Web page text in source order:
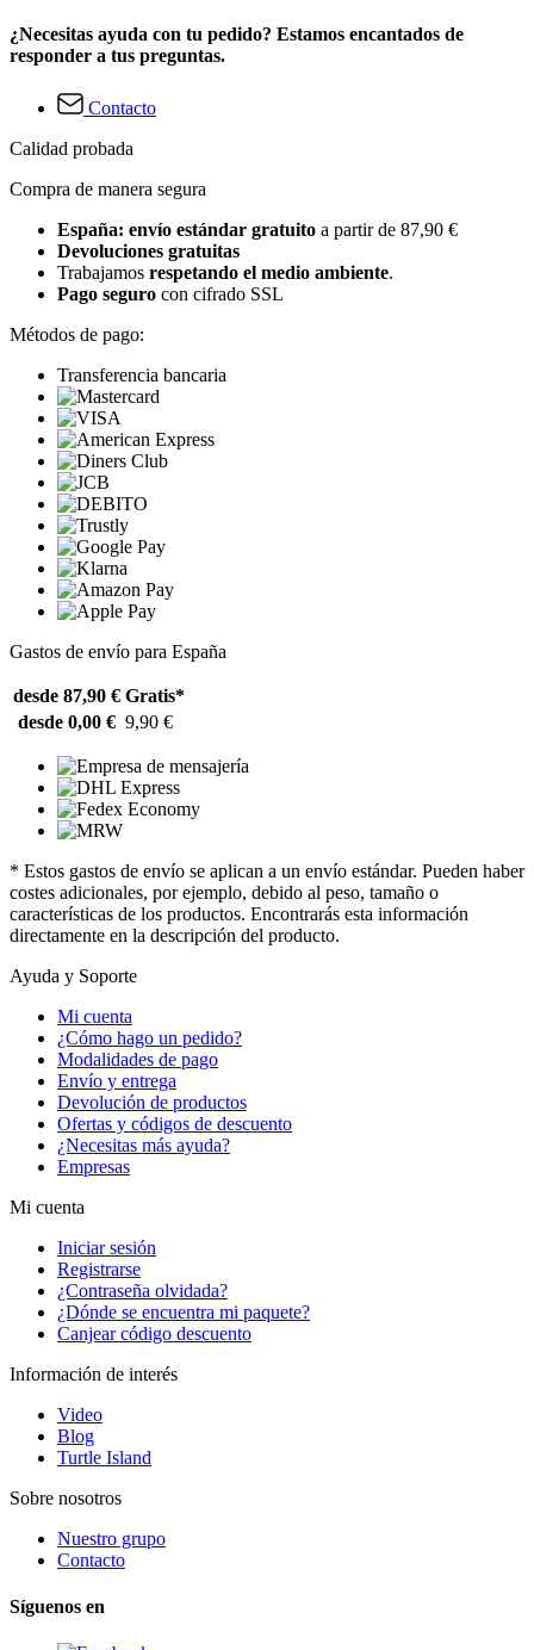
¿Necesitas ayuda con tu pedido? Estamos encantados de
responder a tus preguntas.
Contacto
Calidad probada
Compra de manera segura
España: envío estándar gratuito a partir de 87,90 €
Devoluciones gratuitas
Trabajamos respetando el medio ambiente.
Pago seguro con cifrado SSL
Métodos de pago:
Transferencia bancaria
Gastos de envío para España
desde 87,90 € Gratis*
desde 0,00 € 9,90 €
* Estos gastos de envío se aplican a un envío estándar. Pueden haber
costes adicionales, por ejemplo, debido al peso, tamaño o
características de los productos. Encontrarás esta información
directamente en la descripción del producto.
Ayuda y Soporte
Mi cuenta
¿Cómo hago un pedido?
Modalidades de pago
Envío y entrega
Devolución de productos
Ofertas y códigos de descuento
¿Necesitas más ayuda?
Empresas
Mi cuenta
Iniciar sesión
Registrarse
¿Contraseña olvidada?
¿Dónde se encuentra mi paquete?
Canjear código descuento
Información de interés
Video
Blog
Turtle Island
Sobre nosotros
Nuestro grupo
Contacto
Síguenos en